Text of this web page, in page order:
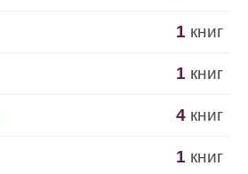
1 книг
1 книг
4 книг
1 книг